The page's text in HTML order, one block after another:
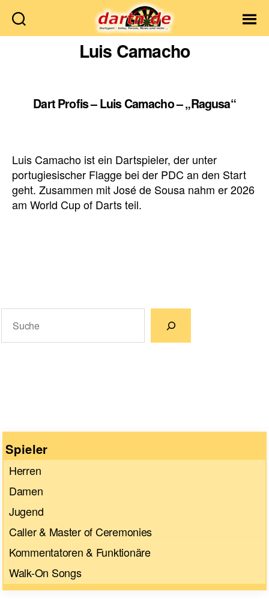
Dartn.de
Luis Camacho
Dart Profis – Luis Camacho – „Ragusa“
Luis Camacho ist ein Dartspieler, der unter
portugiesischer Flagge bei der PDC an den Start
geht. Zusammen mit José de Sousa nahm er 2026
am World Cup of Darts teil.
Spieler
Herren
Damen
Jugend
Caller & Master of Ceremonies
Kommentatoren & Funktionäre
Walk-On Songs